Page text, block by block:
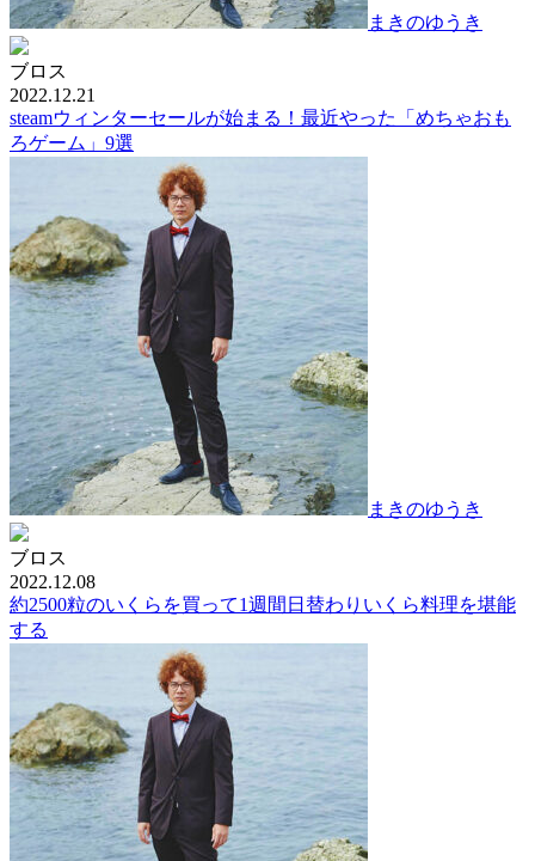
まきのゆうき
ブロス
2022.12.21
steamウィンターセールが始まる！最近やった「めちゃおも
ろゲーム」9選
まきのゆうき
ブロス
2022.12.08
約2500粒のいくらを買って1週間日替わりいくら料理を堪能
する